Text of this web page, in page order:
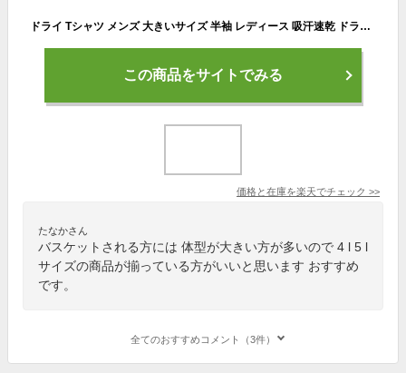
ドライ Tシャツ メンズ 大きいサイズ 半袖 レディース 吸汗速乾 ドライメッシュ 無地 3L 4L 5L おしゃれ シンプル スポーツ バスケ サッカー テニス ダンス glimmer グリマー ドライTシャツ 00300-ACT
この商品をサイトでみる
価格と在庫を楽天でチェック >>
たなかさん
バスケットされる方には 体型が大きい方が多いので 4 l 5 l
サイズの商品が揃っている方がいいと思います おすすめ
です。
全てのおすすめコメント（3件）